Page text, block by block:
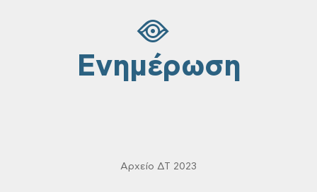
Ενημέρωση
Αρχείο ΔΤ 2023